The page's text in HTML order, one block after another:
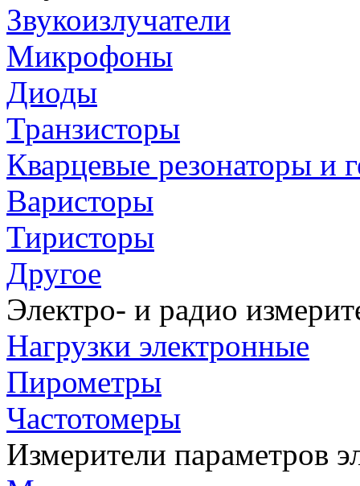
Звукоизлучатели
Микрофоны
Диоды
Транзисторы
Кварцевые резонаторы и
Варисторы
Тиристоры
Другое
Электро- и радио
Нагрузки электронные
Пирометры
Частотомеры
Измерители параметров